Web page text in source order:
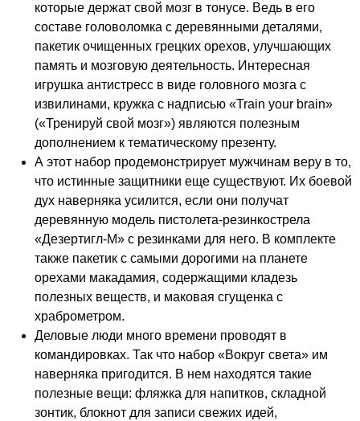
которые держат свой мозг в тонусе. Ведь в его
составе головоломка с деревянными деталями,
пакетик очищенных грецких орехов, улучшающих
память и мозговую деятельность. Интересная
игрушка антистресс в виде головного мозга с
извилинами, кружка с надписью «Train your brain»
(«Тренируй свой мозг») являются полезным
дополнением к тематическому презенту.
А этот набор продемонстрирует мужчинам веру в то,
что истинные защитники еще существуют. Их боевой
дух наверняка усилится, если они получат
деревянную модель пистолета-резинкострела
«Дезертигл-М» с резинками для него. В комплекте
также пакетик с самыми дорогими на планете
орехами макадамия, содержащими кладезь
полезных веществ, и маковая сгущенка с
храброметром.
Деловые люди много времени проводят в
командировках. Так что набор «Вокруг света» им
наверняка пригодится. В нем находятся такие
полезные вещи: фляжка для напитков, складной
зонтик, блокнот для записи свежих идей,